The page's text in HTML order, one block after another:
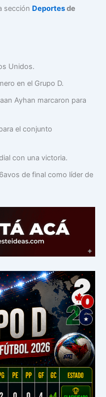
sección Deportesde
Unidos.
en el Grupo D.
Ayhan marcaron para
el conjunto
con una victoria.
de final como líder de